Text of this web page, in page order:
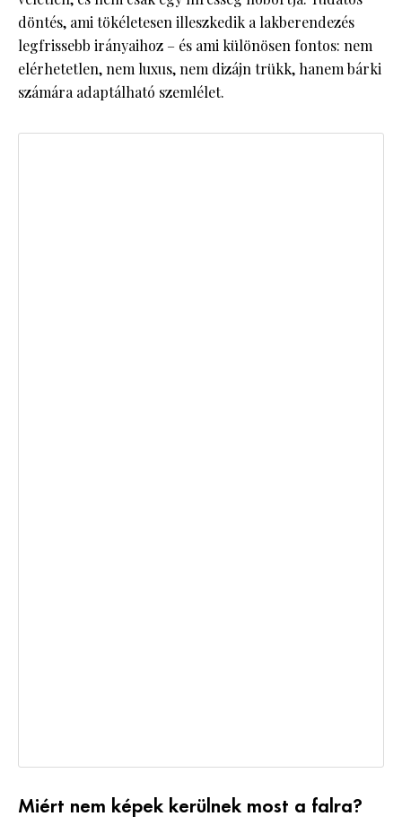
döntés, ami tökéletesen illeszkedik a lakberendezés
legfrissebb irányaihoz – és ami különösen fontos: nem
elérhetetlen, nem luxus, nem dizájn trükk, hanem bárki
számára adaptálható szemlélet.
Miért nem képek kerülnek most a falra?